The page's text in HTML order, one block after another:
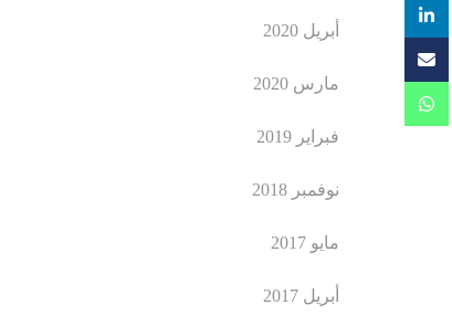
أبريل 2020
مارس 2020
فبراير 2019
نوفمبر 2018
مايو 2017
أبريل 2017